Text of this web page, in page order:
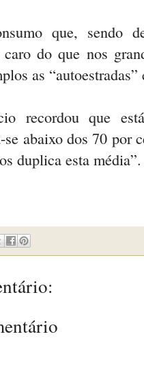
que, sendo
do que nos
as
recordou que
abaixo dos 70 por
duplica esta média”.